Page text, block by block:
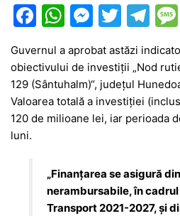
F
c
e
b
o
k
W
at
s
A
p
M
s
s
e
n
er
T
w
itt
er
T
el
e
gr
a
m
Guvernul a aprobat astăzi
obiectivului de investiții „Nod
129 (Sântuhalm)“, județul
Valoarea totală a investiției
120 de milioane lei, iar perioada
luni.
„Finanțarea se asigură
nerambursabile, în
Transport 2021-2027, și